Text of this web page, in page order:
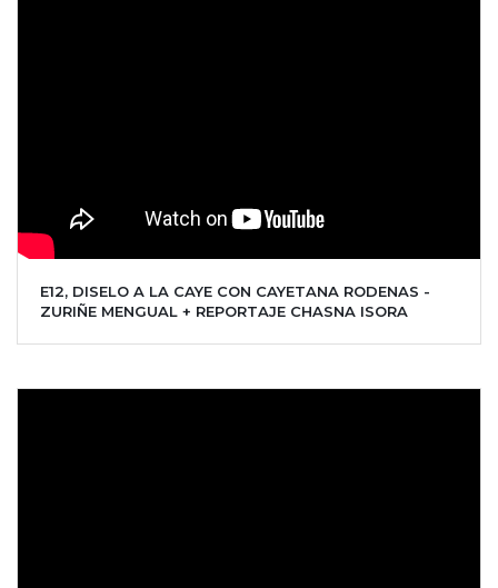
E12, DISELO A LA CAYE CON CAYETANA RODENAS -
ZURIÑE MENGUAL + REPORTAJE CHASNA ISORA